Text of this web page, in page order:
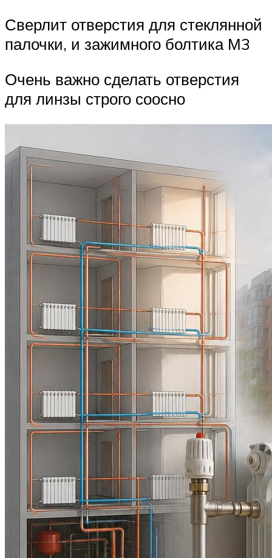
Сверлит отверстия для стеклянной
палочки, и зажимного болтика М3
Очень важно сделать отверстия
для линзы строго соосно